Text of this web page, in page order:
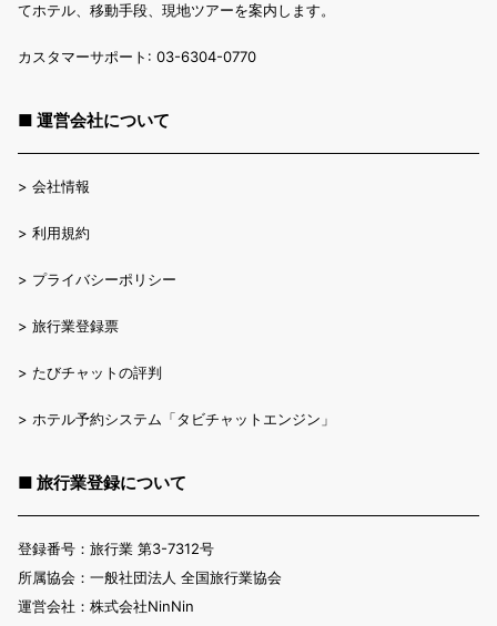
てホテル、移動手段、現地ツアーを案内します。
カスタマーサポート: 03-6304-0770
■ 運営会社について
> 会社情報
> 利用規約
> プライバシーポリシー
> 旅行業登録票
> たびチャットの評判
> ホテル予約システム「タビチャットエンジン」
■ 旅行業登録について
登録番号：旅行業 第3-7312号
所属協会：一般社団法人 全国旅行業協会
運営会社：株式会社NinNin